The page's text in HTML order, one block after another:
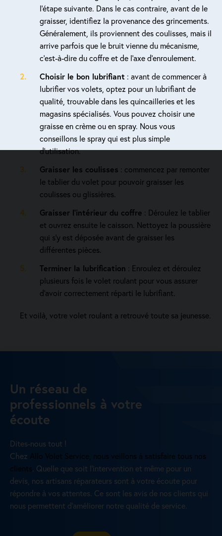
l’étape suivante. Dans le cas contraire, avant de le
graisser, identifiez la provenance des grincements.
Généralement, ils proviennent des coulisses, mais il
arrive parfois que le bruit vienne du mécanisme,
c’est-à-dire du coffre et de l’axe d’enroulement.
Choisir le bon lubrifiant : avant de commencer à
lubrifier vos volets, optez pour un lubrifiant de
qualité, trouvable dans les quincailleries et les
magasins spécialisés. Vous pouvez choisir une
graisse en crème ou en spray. Nous vous
conseillons le spray qui est plus simple
d’utilisation.
Graisser les coulisses : commencez par remonter
le tablier du volet pour pouvoir graisser les
coulisses ou glissières.
Graisser l’intérieur du coffre : Déroulez le tablier
et ouvrez ensuite le caisson. Nettoyez la poussière
qui s’y est déposée avant de graisser les
différentes pièces.
Terminer la lubrification : Enroulez et déroulez
plusieurs fois le volet roulant pour vous assurer
d’avoir correctement réparti le lubrifiant.
Et voilà, votre volet roulant a retrouvé toute sa jeunesse.
Un réseau de
professionnels à votre
écoute
Dites-nous tout !
Chez Allo Volet Service, nous veillons à satisfaire tous nos
clients . Quelle que soit l’intervention et même pour un
devis, nos artisans réparateurs sont à votre écoute pour
répondre à vos attentes. Ce sont les avis de nos clients qui
nous permettent d’améliorer notre qualité de service.